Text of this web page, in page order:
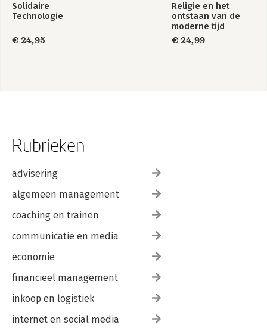
Solidaire
Technologie
€ 24,95
Religie en het
ontstaan van de
moderne tijd
€ 24,99
Rubrieken
advisering
algemeen management
coaching en trainen
communicatie en media
economie
financieel management
inkoop en logistiek
internet en social media